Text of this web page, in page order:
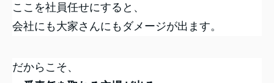
ここを社員任せにすると、
会社にも大家さんにもダメージが出ます。
だからこそ、